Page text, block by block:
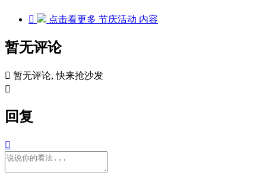
 点击看更多 节庆活动 内容
暂无评论
 暂无评论, 快来抢沙发

回复
